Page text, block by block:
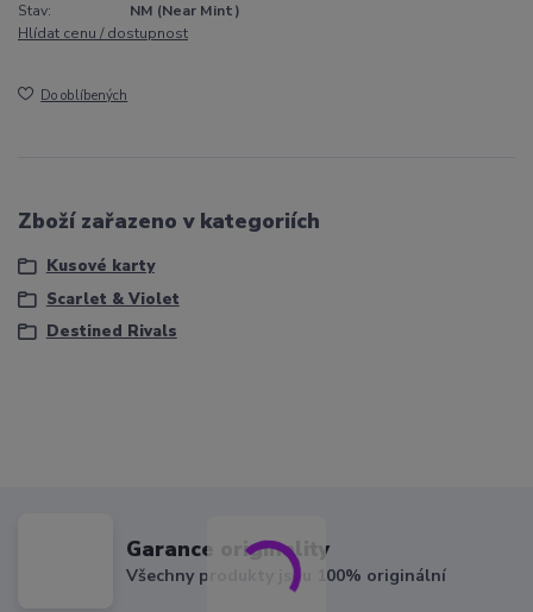
Stav:
NM (Near Mint)
Hlídat cenu / dostupnost
Do oblíbených
Zboží zařazeno v kategoriích
Kusové karty
Scarlet & Violet
Destined Rivals
Garance originality
Všechny produkty jsou 100% originální